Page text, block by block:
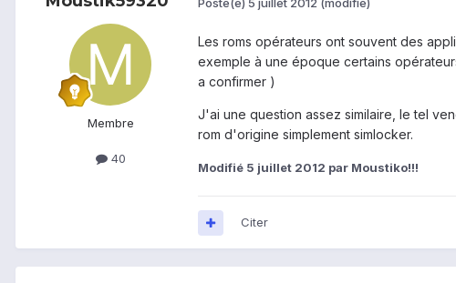
Membre
40
Les roms opérateurs ont souvent des
exemple à une époque certains
a confirmer )
J'ai une question assez similaire, le tel
rom d'origine simplement simlocker.
Modifié 5 juillet 2012 par Moustiko!!!
Citer